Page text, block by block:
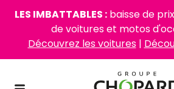
LES IMBATTABLES : baisse de
de voitures et motos
Découvrez les voitures|